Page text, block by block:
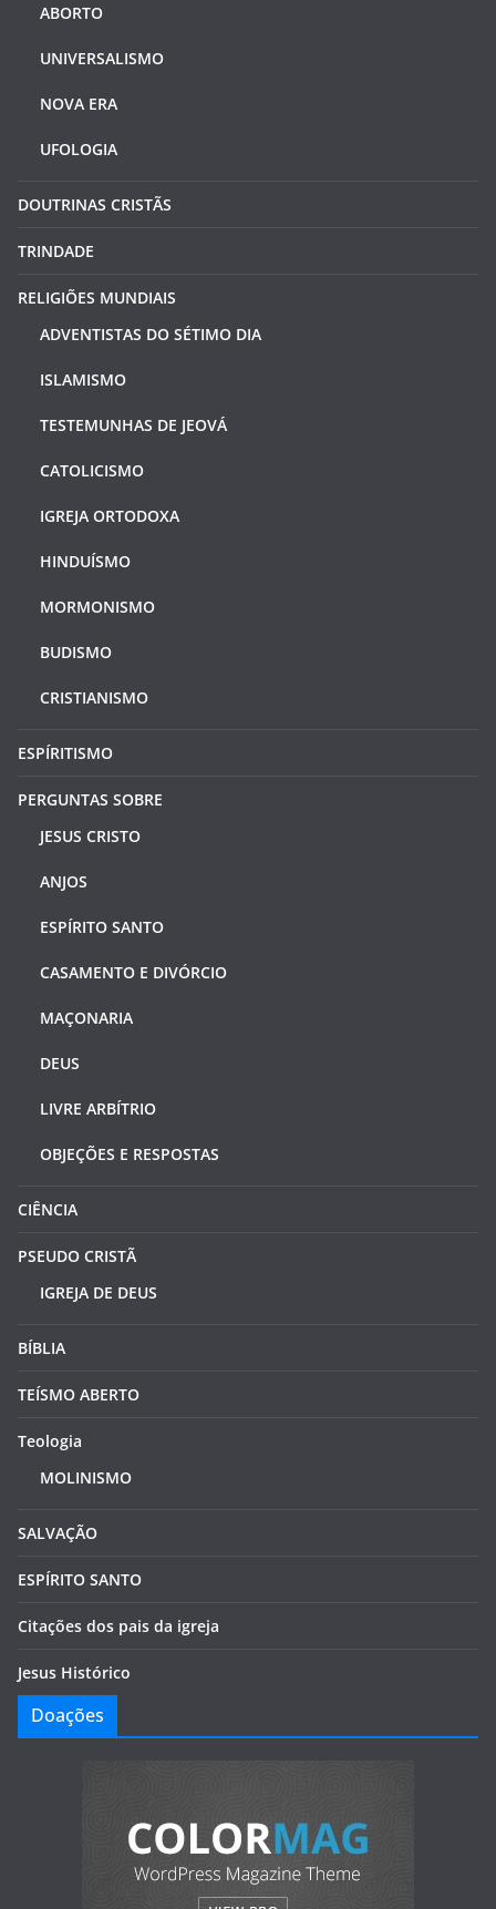
ABORTO
UNIVERSALISMO
NOVA ERA
UFOLOGIA
DOUTRINAS CRISTÃS
TRINDADE
RELIGIÕES MUNDIAIS
ADVENTISTAS DO SÉTIMO DIA
ISLAMISMO
TESTEMUNHAS DE JEOVÁ
CATOLICISMO
IGREJA ORTODOXA
HINDUÍSMO
MORMONISMO
BUDISMO
CRISTIANISMO
ESPÍRITISMO
PERGUNTAS SOBRE
JESUS CRISTO
ANJOS
ESPÍRITO SANTO
CASAMENTO E DIVÓRCIO
MAÇONARIA
DEUS
LIVRE ARBÍTRIO
OBJEÇÕES E RESPOSTAS
CIÊNCIA
PSEUDO CRISTÃ
IGREJA DE DEUS
BÍBLIA
TEÍSMO ABERTO
Teologia
MOLINISMO
SALVAÇÃO
ESPÍRITO SANTO
Citações dos pais da igreja
Jesus Histórico
Doações